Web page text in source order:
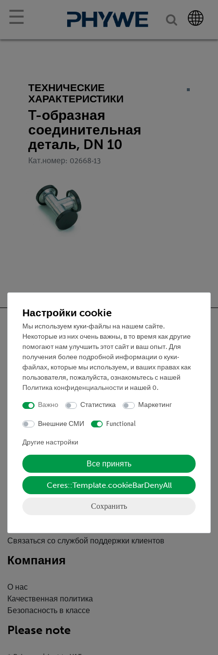
☰
ТЕХНИЧЕСКИЕ
ХАРАКТЕРИСТИКИ
T-образная
соединительная
деталь, DN 10
Кат.номер: 02668-13
Nach oben
Информация
Условия сотрудничества
Вводные данные
Обслуживание
Краткий обзор услуг
Связаться со службой поддержки клиентов
Компания
О нас
Качественная политика
Безопасность в классе
Please note
Настройки cookie
Мы используем куки-файлы на нашем сайте.
Некоторые из них очень важны, в то время как другие
помогают нам улучшить этот сайт и ваш опыт. Для
получения более подробной информации о куки-
файлах, которые мы используем, и ваших правах как
пользователя, пожалуйста, ознакомьтесь с нашей
Политика конфиденциальности и нашей 0.
Важно Статистика Маркетинг
Внешние СМИ Functional
Другие настройки
Все принять
Ceres::Template.cookieBarDenyAll
Сохранить